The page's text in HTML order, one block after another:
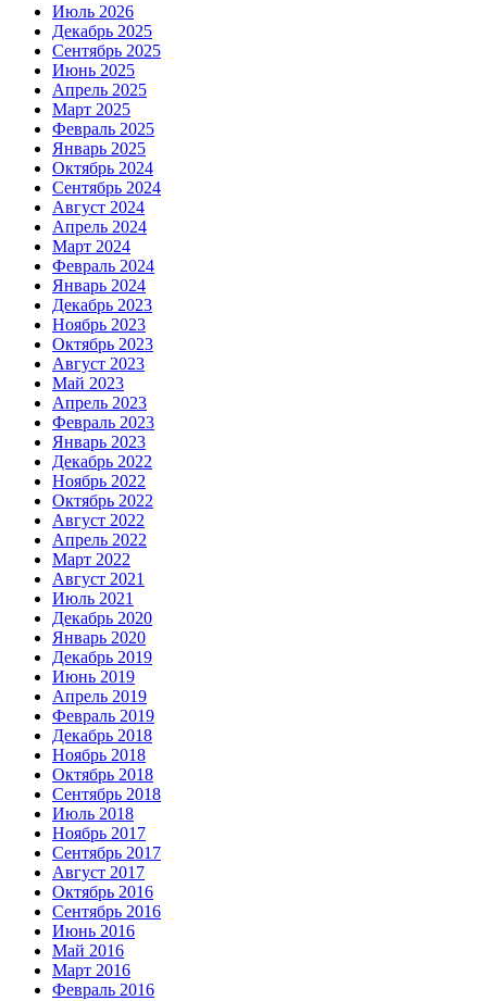
Июль 2026
Декабрь 2025
Сентябрь 2025
Июнь 2025
Апрель 2025
Март 2025
Февраль 2025
Январь 2025
Октябрь 2024
Сентябрь 2024
Август 2024
Апрель 2024
Март 2024
Февраль 2024
Январь 2024
Декабрь 2023
Ноябрь 2023
Октябрь 2023
Август 2023
Май 2023
Апрель 2023
Февраль 2023
Январь 2023
Декабрь 2022
Ноябрь 2022
Октябрь 2022
Август 2022
Апрель 2022
Март 2022
Август 2021
Июль 2021
Декабрь 2020
Январь 2020
Декабрь 2019
Июнь 2019
Апрель 2019
Февраль 2019
Декабрь 2018
Ноябрь 2018
Октябрь 2018
Сентябрь 2018
Июль 2018
Ноябрь 2017
Сентябрь 2017
Август 2017
Октябрь 2016
Сентябрь 2016
Июнь 2016
Май 2016
Март 2016
Февраль 2016